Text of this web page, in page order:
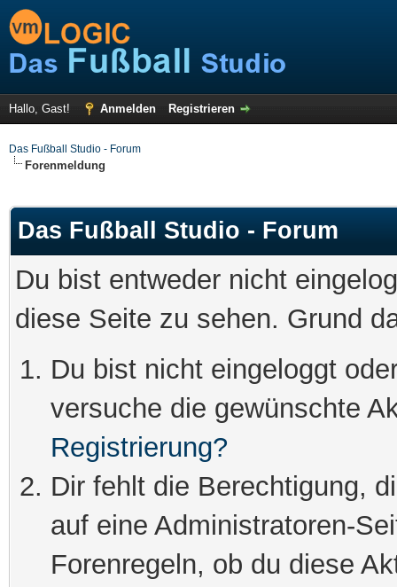
Hallo, Gast! Anmelden Registrieren
Das Fußball Studio - Forum
Forenmeldung
Das Fußball Studio - Forum
Du bist entweder nicht
diese Seite zu sehen. Grund
Du bist nicht eingeloggt
versuche die gewünschte
Registrierung?
Dir fehlt die Berechtigung,
auf eine Administratoren-
Forenregeln, ob du diese